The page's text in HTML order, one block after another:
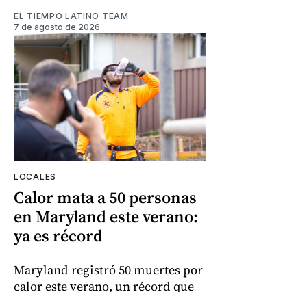
EL TIEMPO LATINO TEAM
7 de agosto de 2026
LOCALES
Calor mata a 50 personas
en Maryland este verano:
ya es récord
Maryland registró 50 muertes por
calor este verano, un récord que